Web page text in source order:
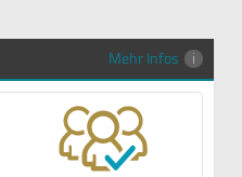
Mehr Infos